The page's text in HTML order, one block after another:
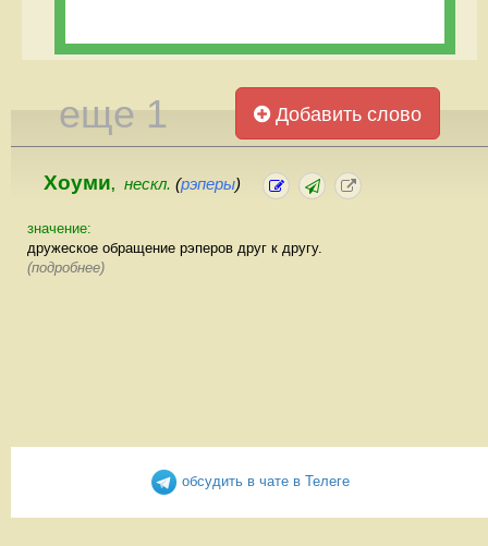
еще 1 Добавить слово
Хоуми, нескл. (рэперы)
значение:
дружеское обращение рэперов друг к другу.
(подробнее)
обсудить в чате в Телеге